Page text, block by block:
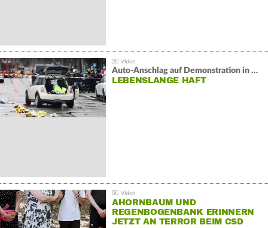
Auto-Anschlag auf Demonstration in München:
LEBENSLANGE HAFT
AHORNBAUM UND
REGENBOGENBANK ERINNERN
JETZT AN TERROR BEIM CSD